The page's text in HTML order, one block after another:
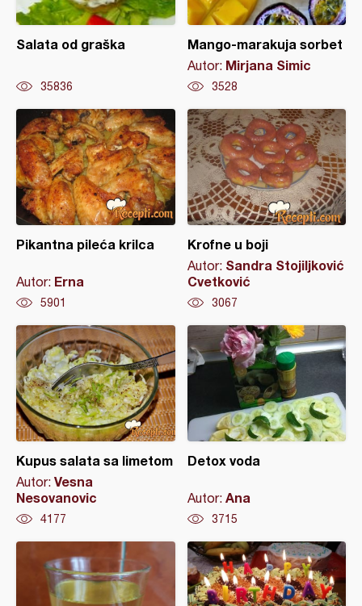
Salata od graška
35836
Mango-marakuja sorbet
Autor: Mirjana Simic
3528
Pikantna pileća krilca
Autor: Erna
5901
Krofne u boji
Autor: Sandra Stojiljković
Cvetković
3067
Kupus salata sa limetom
Autor: Vesna
Nesovanovic
4177
Detox voda
Autor: Ana
3715